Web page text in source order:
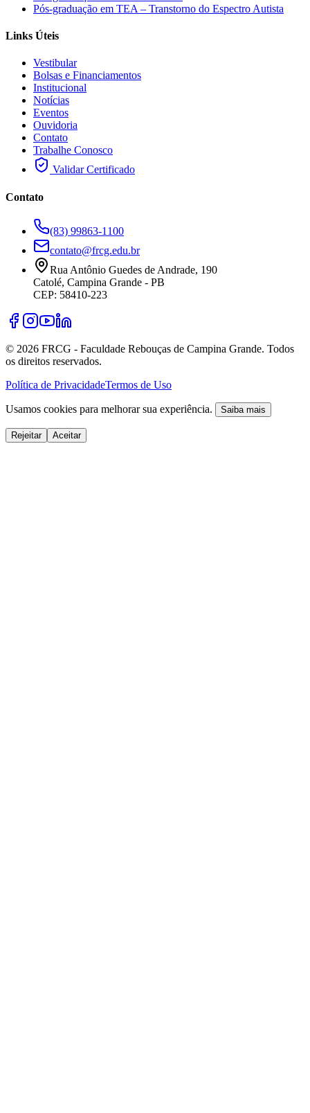
Pós-graduação em TEA – Transtorno do Espectro Autista
Links Úteis
Vestibular
Bolsas e Financiamentos
Institucional
Notícias
Eventos
Ouvidoria
Contato
Trabalhe Conosco
Validar Certificado
Contato
(83) 99863-1100
contato@frcg.edu.br
Rua Antônio Guedes de Andrade, 190
Catolé, Campina Grande - PB
CEP: 58410-223
© 2026 FRCG - Faculdade Rebouças de Campina Grande. Todos
os direitos reservados.
Política de PrivacidadeTermos de Uso
Usamos cookies para melhorar sua experiência. Saiba mais
Rejeitar Aceitar